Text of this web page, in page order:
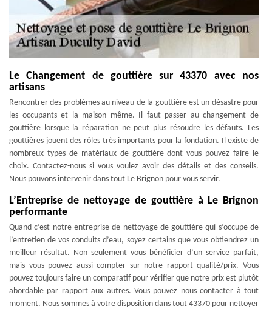
Le Changement de gouttière sur 43370 avec nos
artisans
Rencontrer des problèmes au niveau de la gouttière est un désastre pour
les occupants et la maison même. Il faut passer au changement de
gouttière lorsque la réparation ne peut plus résoudre les défauts. Les
gouttières jouent des rôles très importants pour la fondation. Il existe de
nombreux types de matériaux de gouttière dont vous pouvez faire le
choix. Contactez-nous si vous voulez avoir des détails et des conseils.
Nous pouvons intervenir dans tout Le Brignon pour vous servir.
L’Entreprise de nettoyage de gouttière à Le Brignon
performante
Quand c’est notre entreprise de nettoyage de gouttière qui s’occupe de
l’entretien de vos conduits d’eau, soyez certains que vous obtiendrez un
meilleur résultat. Non seulement vous bénéficier d’un service parfait,
mais vous pouvez aussi compter sur notre rapport qualité/prix. Vous
pouvez toujours faire un comparatif pour vérifier que notre prix est plutôt
abordable par rapport aux autres. Vous pouvez nous contacter à tout
moment. Nous sommes à votre disposition dans tout 43370 pour nettoyer